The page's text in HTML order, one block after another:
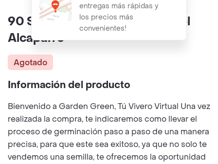
entregas más rápidas y
los precios más
convenientes!
90 Semillas Orgánicas De Árbol
Alcaparro
Agotado
Información del producto
Bienvenido a Garden Green, Tú Vivero Virtual Una vez
realizada la compra, te indicaremos como llevar el
proceso de germinación paso a paso de una manera
precisa, para que este sea exitoso, ya que no solo te
vendemos una semilla, te ofrecemos la oportunidad